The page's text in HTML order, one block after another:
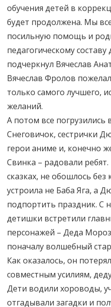
обучения детей в
будет продолжена. Мы
посильную помощь и
педагогическому
подчеркнул Вячеслав
Вячеслав Фролов
только самого лучшего,
желаний.
А потом все погрузились
Снеговичок, сестрички
герои аниме и, конечно
Свинка – радовали ребят.
сказках, не обошлось без
устроила не Баба Яга, а
подпортить праздник. С
детишки встретили
персонажей – Деда
поначалу волшебный
Как оказалось, он
совместным усилиям,
Дети водили хороводы,
отгадывали загадки и